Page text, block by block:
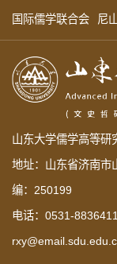
国际儒学联合会 尼
山东大学儒学高等研
地址：山东省济南
编：250199
电话：0531-